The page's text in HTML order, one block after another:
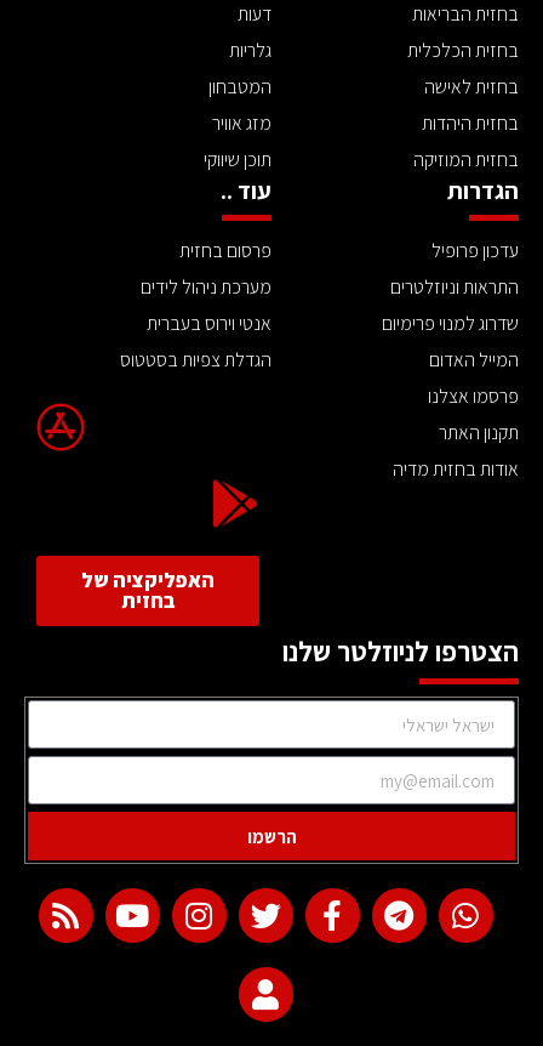
בחזית הבריאות
בחזית הכלכלית
בחזית לאישה
בחזית היהדות
בחזית המוזיקה
דעות
גלריות
המטבחון
מזג אוויר
תוכן שיווקי
הגדרות
עדכון פרופיל
התראות וניוזלטרים
שדרוג למנוי פרימיום
המייל האדום
פרסמו אצלנו
תקנון האתר
אודות בחזית מדיה
עוד ..
פרסום בחזית
מערכת ניהול לידים
אנטי וירוס בעברית
הגדלת צפיות בסטטוס
האפליקציה של
בחזית
הצטרפו לניוזלטר שלנו
הרשמו